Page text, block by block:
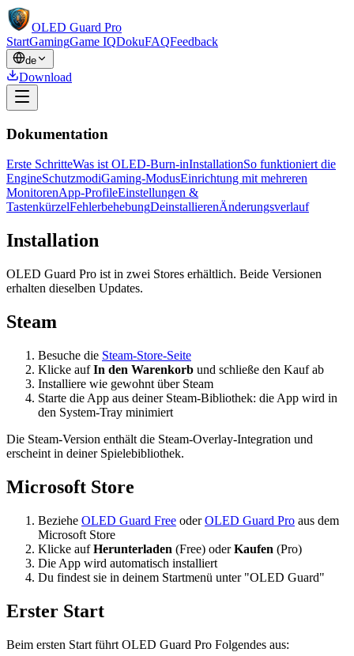
OLED Guard Pro
StartGamingGame IQDokuFAQFeedback
de
Download
Dokumentation
Erste SchritteWas ist OLED-Burn-inInstallationSo funktioniert die
EngineSchutzmodiGaming-ModusEinrichtung mit mehreren
MonitorenApp-ProfileEinstellungen &
TastenkürzelFehlerbehebungDeinstallierenÄnderungsverlauf
Installation
OLED Guard Pro ist in zwei Stores erhältlich. Beide Versionen
erhalten dieselben Updates.
Steam
Besuche die Steam-Store-Seite
Klicke aufIn den Warenkorb und schließe den Kauf ab
Installiere wie gewohnt über Steam
Starte die App aus deiner Steam-Bibliothek: die App wird in
den System-Tray minimiert
Die Steam-Version enthält die Steam-Overlay-Integration und
erscheint in deiner Spielebibliothek.
Microsoft Store
Beziehe OLED Guard Free oderOLED Guard Pro aus dem
Microsoft Store
Klicke aufHerunterladen (Free) oderKaufen (Pro)
Die App wird automatisch installiert
Du findest sie in deinem Startmenü unter "OLED Guard"
Erster Start
Beim ersten Start führt OLED Guard Pro Folgendes aus: